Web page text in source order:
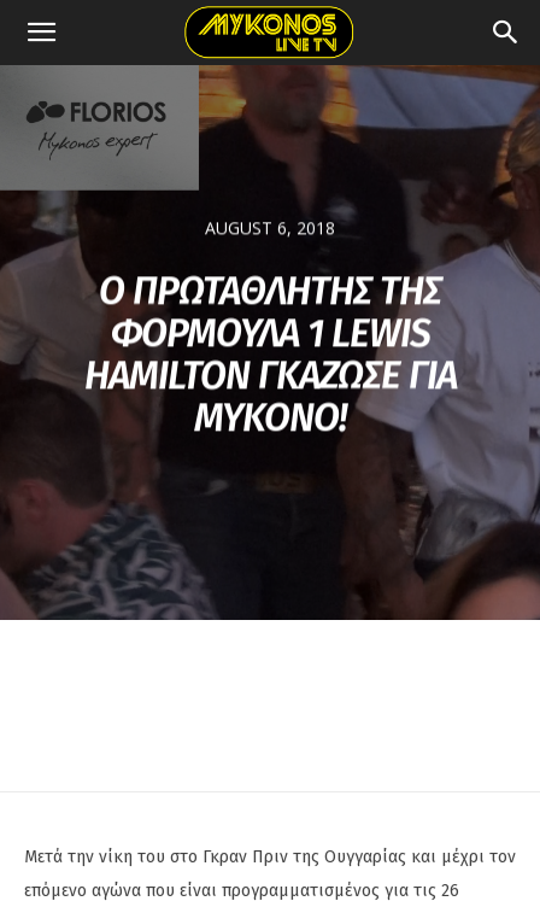
AUGUST 6, 2018
Ο ΠΡΩΤΑΘΛΗΤΗΣ ΤΗΣ
ΦΟΡΜΟΥΛΑ 1 LEWIS
HAMILTON ΓΚΑΖΩΣΕ ΓΙΑ
ΜΥΚΟΝΟ!
Μετά την νίκη του στο Γκραν Πριν της Ουγγαρίας και μέχρι τον
επόμενο αγώνα που είναι προγραμματισμένος για τις 26